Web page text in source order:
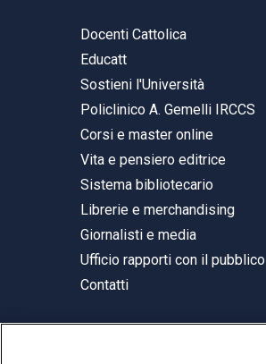
Docenti Cattolica
Educatt
Sostieni l'Università
Policlinico A. Gemelli IRCCS
Corsi e master online
Vita e pensiero editrice
Sistema bibliotecario
Librerie e merchandising
Giornalisti e media
Ufficio rapporti con il pubblico
Contatti